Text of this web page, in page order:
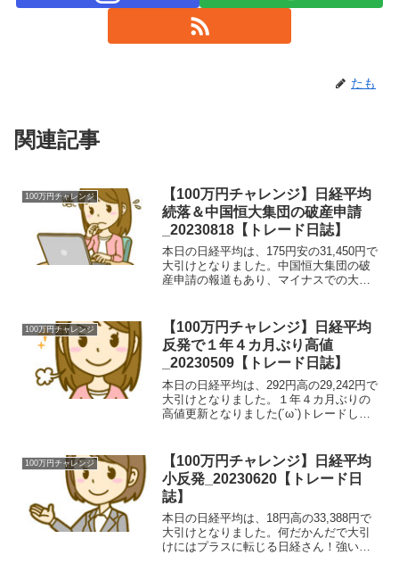
たも
関連記事
100万円チャレンジ
【100万円チャレンジ】日経平均
続落＆中国恒大集団の破産申請
_20230818【トレード日誌】
本日の日経平均は、175円安の31,450円で
大引けとなりました。中国恒大集団の破
産申請の報道もあり、マイナスでの大引
算out価格約定時間利益率アドバンテス
ト...
100万円チャレンジ
【100万円チャレンジ】日経平均
反発で１年４カ月ぶり高値
_20230509【トレード日誌】
本日の日経平均は、292円高の29,242円で
大引けとなりました。１年４カ月ぶりの
高値更新となりました(´ω`)トレードした
買建1720.010009:13¥...
100万円チャレンジ
【100万円チャレンジ】日経平均
小反発_20230620【トレード日
誌】
本日の日経平均は、18円高の33,388円で
大引けとなりました。何だかんだで大引
けにはプラスに転じる日経さん！強い…